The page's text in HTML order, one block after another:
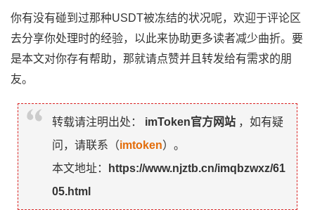
你有没有碰到过那种USDT被冻结的状况呢，欢迎于评论区
去分享你处理时的经验，以此来协助更多读者减少曲折。要
是本文对你存有帮助，那就请点赞并且转发给有需求的朋
友。
转载请注明出处： imToken官方网站 ，如有疑
问，请联系（imtoken）。
本文地址：
https://www.njztb.cn/imqbzwxz/61
05.html